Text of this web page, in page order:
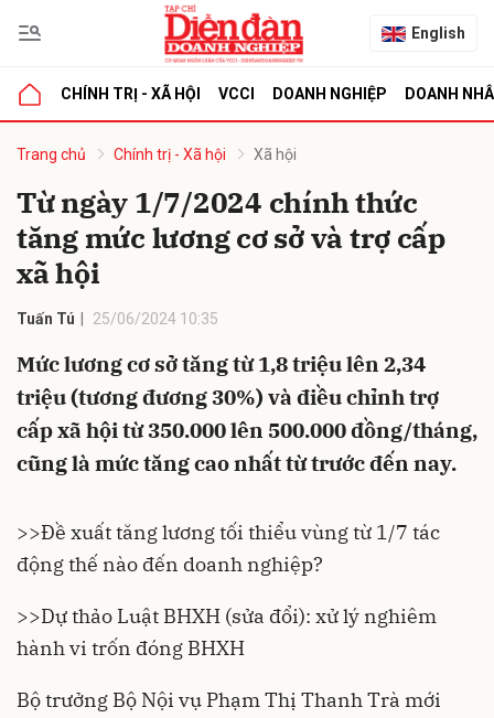
English
CHÍNH TRỊ - XÃ HỘI VCCI DOANH NGHIỆP DOANH
Trang chủ Chính trị - Xã hội Xã hội
Từ ngày 1/7/2024 chính thức
tăng mức lương cơ sở và trợ cấp
xã hội
Tuấn Tú 25/06/2024 10:35
Mức lương cơ sở tăng từ 1,8 triệu lên 2,34
triệu (tương đương 30%) và điều chỉnh trợ
cấp xã hội từ 350.000 lên 500.000 đồng/tháng,
cũng là mức tăng cao nhất từ trước đến nay.
>>Đề xuất tăng lương tối thiểu vùng từ 1/7 tác
động thế nào đến doanh nghiệp?
>>Dự thảo Luật BHXH (sửa đổi): xử lý nghiêm
hành vi trốn đóng BHXH
Bộ trưởng Bộ Nội vụ Phạm Thị Thanh Trà mới
luận
Hủy